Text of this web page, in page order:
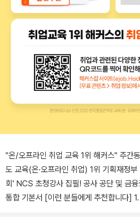
"온/오프라인 취업 교육 1위 해커스" 주간
도 교육(온·오프라인 취업) 1위 기획재정부 시행 '공공기관 채용박람
회' NCS 초청강사 집필! 공사 공단 및 금
통합 기본서 [이런 분들에게 추천합니다] 1. 공사 공단 및 금융권 취업